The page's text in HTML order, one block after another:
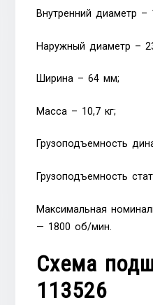
Внутренний диаметр –
Наружный диаметр –
Ширина – 64 мм;
Масса – 10,7 кг;
Грузоподъемность
Грузоподъемность
Максимальная
— 1800 об/мин.
Схема
113526